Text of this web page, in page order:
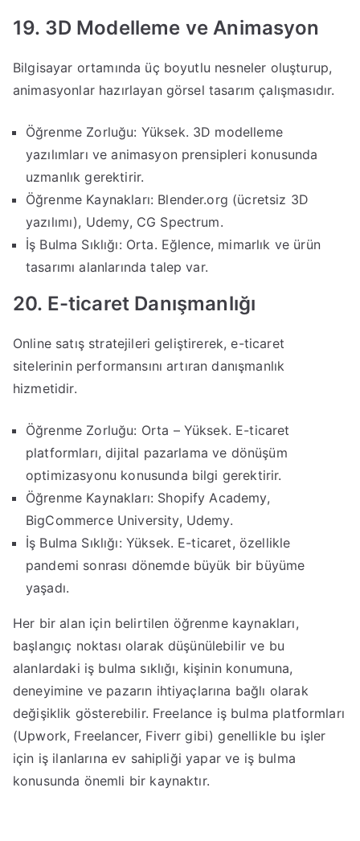
19. 3D Modelleme ve Animasyon
Bilgisayar ortamında üç boyutlu nesneler oluşturup,
animasyonlar hazırlayan görsel tasarım çalışmasıdır.
Öğrenme Zorluğu: Yüksek. 3D modelleme
yazılımları ve animasyon prensipleri konusunda
uzmanlık gerektirir.
Öğrenme Kaynakları: Blender.org (ücretsiz 3D
yazılımı), Udemy, CG Spectrum.
İş Bulma Sıklığı: Orta. Eğlence, mimarlık ve ürün
tasarımı alanlarında talep var.
20. E-ticaret Danışmanlığı
Online satış stratejileri geliştirerek, e-ticaret
sitelerinin performansını artıran danışmanlık
hizmetidir.
Öğrenme Zorluğu: Orta – Yüksek. E-ticaret
platformları, dijital pazarlama ve dönüşüm
optimizasyonu konusunda bilgi gerektirir.
Öğrenme Kaynakları: Shopify Academy,
BigCommerce University, Udemy.
İş Bulma Sıklığı: Yüksek. E-ticaret, özellikle
pandemi sonrası dönemde büyük bir büyüme
yaşadı.
Her bir alan için belirtilen öğrenme kaynakları,
başlangıç noktası olarak düşünülebilir ve bu
alanlardaki iş bulma sıklığı, kişinin konumuna,
deneyimine ve pazarın ihtiyaçlarına bağlı olarak
değişiklik gösterebilir. Freelance iş bulma platformları
(Upwork, Freelancer, Fiverr gibi) genellikle bu işler
için iş ilanlarına ev sahipliği yapar ve iş bulma
konusunda önemli bir kaynaktır.